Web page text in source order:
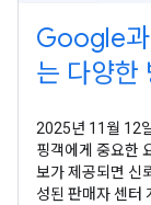
Google과
는 다양한
2025년 11월 12
핑객에게 중요한
보가 제공되면 신
성된 판매자 센터